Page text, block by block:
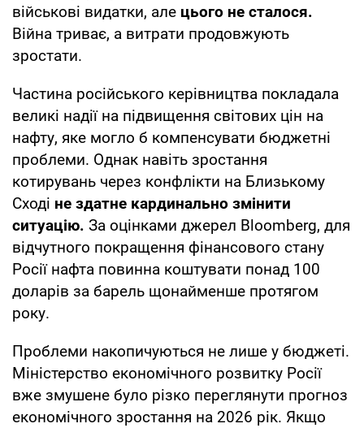
військові видатки, але цього не сталося.
Війна триває, а витрати продовжують
зростати.
Частина російського керівництва покладала
великі надії на підвищення світових цін на
нафту, яке могло б компенсувати бюджетні
проблеми. Однак навіть зростання
котирувань через конфлікти на Близькому
Сході не здатне кардинально змінити
ситуацію. За оцінками джерел Bloomberg, для
відчутного покращення фінансового стану
Росії нафта повинна коштувати понад 100
доларів за барель щонайменше протягом
року.
Проблеми накопичуються не лише у бюджеті.
Міністерство економічного розвитку Росії
вже змушене було різко переглянути прогноз
економічного зростання на 2026 рік. Якщо